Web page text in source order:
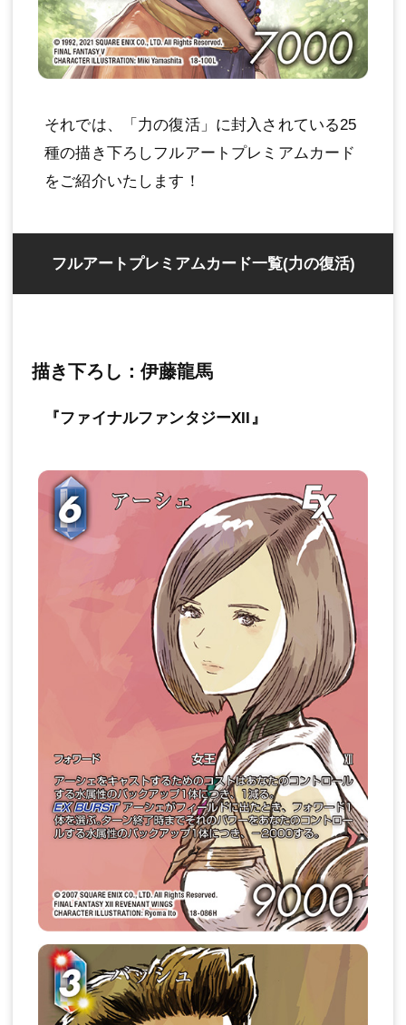
それでは、「力の復活」に封入されている25
種の描き下ろしフルアートプレミアムカード
をご紹介いたします！
フルアートプレミアムカード一覧(力の復活)
描き下ろし：伊藤龍馬
『ファイナルファンタジーXII』